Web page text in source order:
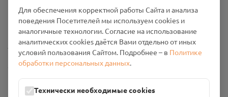
Политика конфиденциальности
Промо-материалы
Настройки cookies
Общество с ограниченной ответственностью «Смоленский
Проект Помним»
ИНН: 6700029207 ОГРН: 1256700001986
Для обеспечения корректной работы Сайта и анализа
поведения Посетителей мы используем cookies и
аналогичные технологии. Согласие на использование
аналитических cookies даётся Вами отдельно от иных
условий пользования Сайтом. Подробнее – в Политике
обработки персональных данных.
Технически необходимые cookies